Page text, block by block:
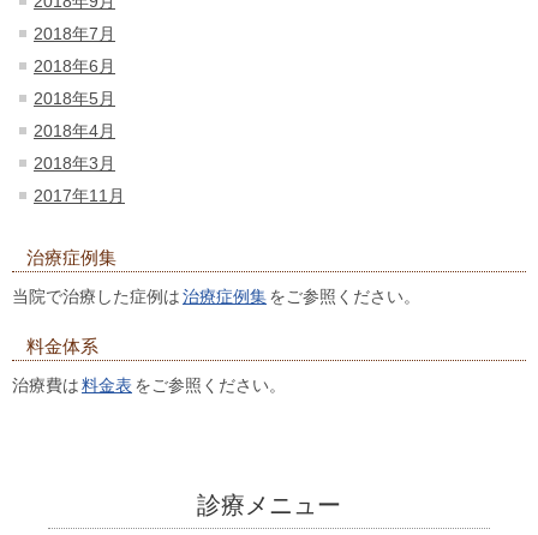
2018年7月
2018年6月
2018年5月
2018年4月
2018年3月
2017年11月
治療症例集
当院で治療した症例は治療症例集をご参照ください。
料金体系
治療費は料金表 をご参照ください。
診療メニュー